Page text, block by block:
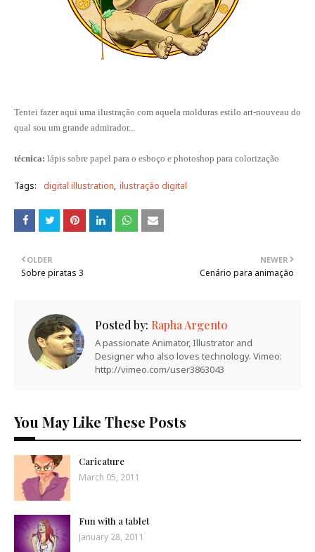
Tentei fazer aqui uma ilustração com aquela molduras estilo art-nouveau do
qual sou um grande admirador...
técnica: lápis sobre papel para o esboço e photoshop para colorização
Tags: digital illustration ilustração digital
NEWER
Cenário para animação
OLDER
Sobre piratas 3
Posted by: Rapha Argento
A passionate Animator, Illustrator and
Designer who also loves technology. Vimeo:
http://vimeo.com/user3863043
You May Like These Posts
Caricature
March 05, 2011
Fun with a tablet
January 28, 2011